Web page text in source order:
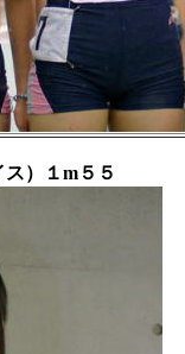
）１m５５